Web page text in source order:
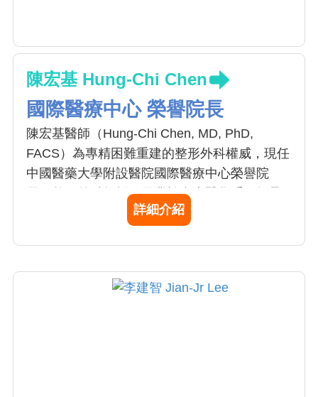
陳宏基 Hung-Chi Chen
國際醫療中心 榮譽院長
陳宏基醫師（Hung-Chi Chen, MD, PhD,
FACS）為專精困難重建的整形外科權威，現任
中國醫藥大學附設醫院國際醫療中心榮譽院
長、整形外科教授。畢業於台大醫學系，師承
顱顏重建專家羅慧夫，投入顯微重建40餘年，
獎、國際醫療典範金獎、醫療奉獻獎等，並為
哈佛大學客座教授，培育國際顯微外科人才逾
詳細介紹